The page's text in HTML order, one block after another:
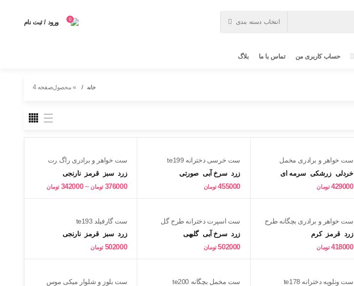
انتخاب دسته بندی 0 ورود / ثبت نام
حساب کاربری من تماس با ما بلاگ
خانه »محصولصفحه 4
ست خواهر و برادری مخمل
کبریتی بچگانه te187
خردلی زرشکی سرمه ای
429000 تومان
ست خرسی دخترانه te199
زرد سرخ آبی صورتی
455000 تومان
ست خواهر و برادری راگ رت
زرد سبز قرمز نارنجی
376000 تومان –
342000 تومانPrice
ست خواهر و برادری بچگانه طرح
خرس سرمایی te188
زرد قرمز کرم
418000 تومان
ست اسپرت دخترانه طرح گل
زرد سرخ آبی گلبهی
502000 تومان
ست گارفیلد te193
زرد سبز قرمز نارنجی
502000 تومان
ست ونلوپه دخترانه te178
ست مخمل بچگانه te200
ست بلوز و شلوار میکی موس